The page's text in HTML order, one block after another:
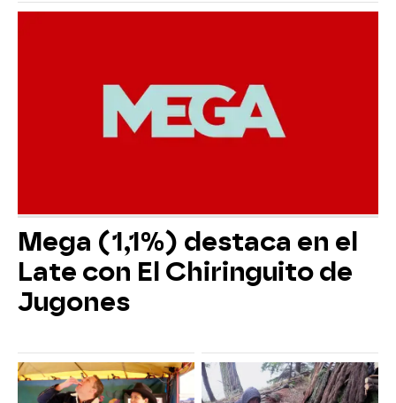
Mega (1,1%) destaca en el
Late con El Chiringuito de
Jugones